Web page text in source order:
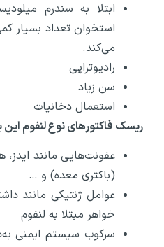
ابتلا به سندرم
استخوان تعداد بسیار
می‌کند.
رادیوتراپی
سن زیاد
استعمال دخانیات
ریسک فاکتور‌های نوع لنفوم این
(باکتری معده) و …
عوامل ژنتیکی مانند
خواهر مبتلا به لنفوم
سرکوب سیستم ایمنی